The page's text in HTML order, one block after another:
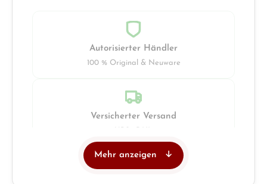
Autorisierter Händler
100 % Original & Neuware
Versicherter Versand
Mehr anzeigen